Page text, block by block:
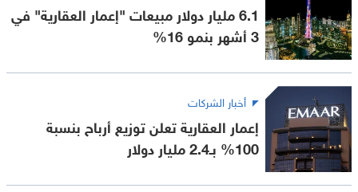
6.1 مليار دولار مبيعات "إعمار العقارية" في
3 أشهر بنمو 16%
أخبار الشركات
إعمار العقارية تعلن توزيع أرباح بنسبة
100% بـ2.4 مليار دولار